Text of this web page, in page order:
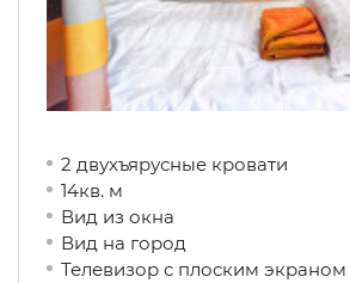
2 двухъярусные кровати
14кв. м
Вид из окна
Вид на город
Телевизор с плоским экраном